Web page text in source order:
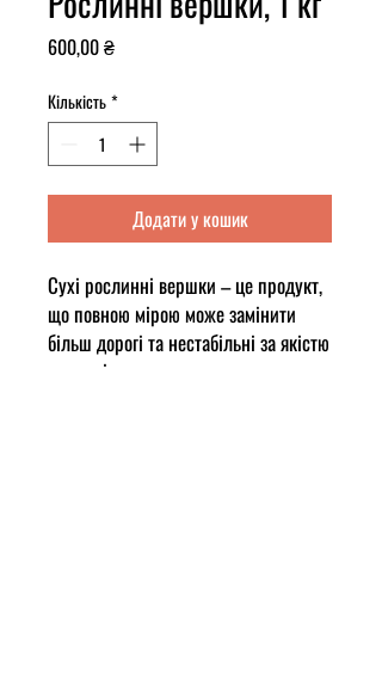
600,00 ₴Ціна
Кількість*
Додати у кошик
Сухі рослинні вершки – це продукт,
що повною мірою може замінити
більш дорогі та нестабільні за якістю
молочні вершки.